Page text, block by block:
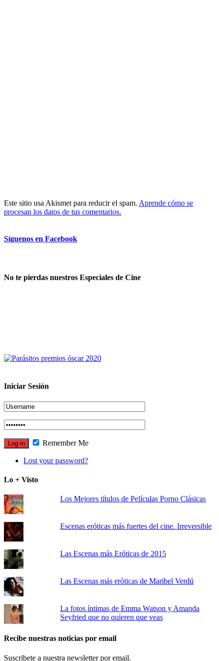
Este sitio usa Akismet para reducir el spam. Aprende cómo se
procesan los datos de tus comentarios.
Síguenos en Facebook
No te pierdas nuestros Especiales de Cine
Iniciar Sesión
Remember Me
Lost your password?
Lo + Visto
Los Mejores títulos de Películas Porno Clásicas
Escenas eróticas más fuertes del cine. Irreversible
Las Escenas más Eróticas de 2015
Las Escenas más eróticas de Maribel Verdú
La fotos íntimas de Emma Watson y Amanda
Seyfried que no quieren que veas
Recibe nuestras noticias por email
Suscribete a nuestra newsletter por email.